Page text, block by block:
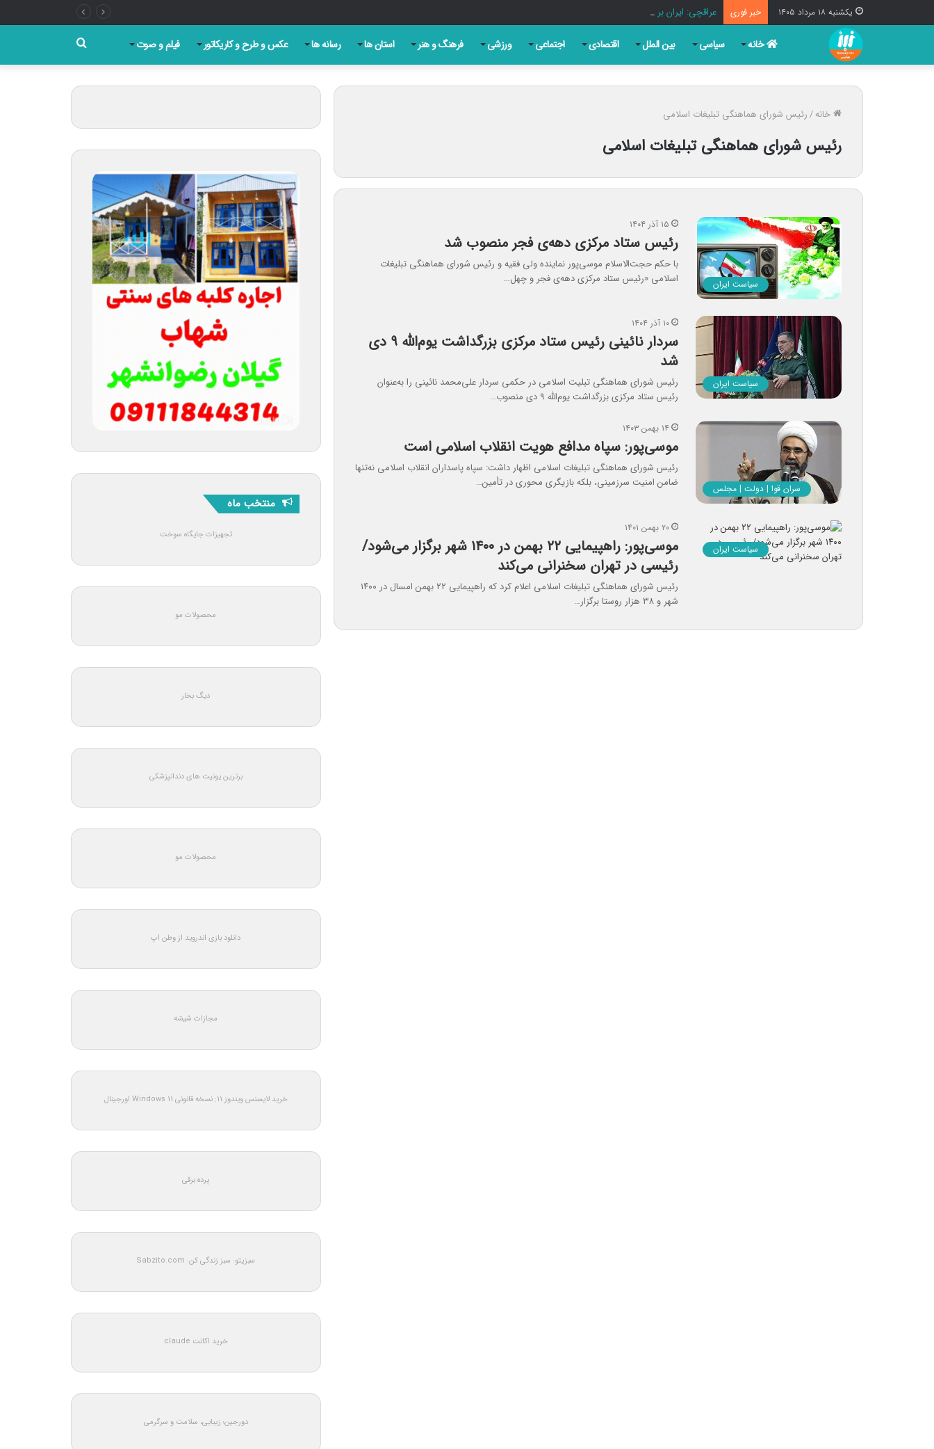
یکشنبه ۱۸ مرداد ۱۴۰۵ خبر فوری عراقچی: ایران بر عهد مقاومت خود پابرجا ایستاده است
خانه سیاسی بین الملل اقتصادی اجتماعی ورزشی فرهنگ و هنر استان ها رسانه ها عکس و طرح و کاریکاتور فیلم و صوت
برای
خانه/رئیس شورای هماهنگی تبلیغات اسلامی
رئیس شورای هماهنگی تبلیغات اسلامی
سیاست ایران
۱۵ آذر ۱۴۰۴
رئیس ستاد مرکزی دهه‌ی فجر منصوب شد
با حکم حجت‌الاسلام موسی‌پور نماینده ولی فقیه و رئیس شورای هماهنگی تبلیغات
اسلامی «رئیس ستاد مرکزی دهه‌ی فجر و چهل…
سیاست ایران
۱۰ آذر ۱۴۰۴
سردار نائینی رئیس ستاد مرکزی بزرگداشت یوم‌الله ۹ دی
شد
رئیس شورای هماهنگی تبلیت اسلامی در حکمی سردار علی‌محمد نائینی را به‌عنوان
رئیس ستاد مرکزی بزرگداشت یوم‌الله ۹ دی منصوب…
سران قوا | دولت | مجلس
۱۴ بهمن ۱۴۰۳
موسی‌پور: سپاه مدافع هویت انقلاب اسلامی است
رئیس شورای هماهنگی تبلیغات اسلامی اظهار داشت: سپاه پاسداران انقلاب اسلامی نه‌تنها
ضامن امنیت سرزمینی، بلکه بازیگری محوری در تأمین…
سیاست ایران
۲۰ بهمن ۱۴۰۱
موسی‌پور: راهپیمایی ۲۲ بهمن در ۱۴۰۰ شهر برگزار می‌شود/
رئیسی در تهران سخنرانی می‌کند
رئیس شورای هماهنگی تبلیغات اسلامی اعلام کرد که راهپیمایی ۲۲ بهمن امسال در ۱۴۰۰
شهر و ۳۸ هزار روستا برگزار…
منتخب ماه
تجهیزات جایگاه سوخت
محصولات مو
دیگ بخار
برترین یونیت های دندانپزشکی
محصولات مو
دانلود بازی اندروید از وطن اپ
مجازات شیشه
خرید لایسنس ویندوز 11: نسخه قانونی Windows 11 اورجینال
پرده برقی
سبزیتو: سبز زندگی کن: Sabzito.com
خرید اکانت claude
دورجین؛ زیبایی، سلامت و سرگرمی